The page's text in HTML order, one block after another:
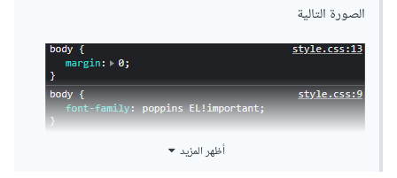
الصورة التالية
أظهر المزيد